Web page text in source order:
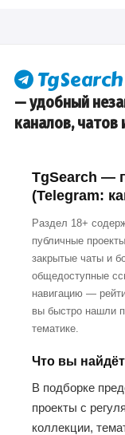
— удобный
каналов, чатов
TgSearch —
(Telegram:
Раздел 18+
публичные
закрытые чаты и
общедоступные
навигацию —
вы быстро нашли
тематике.
Что вы
В подборке
проекты с
коллекции,